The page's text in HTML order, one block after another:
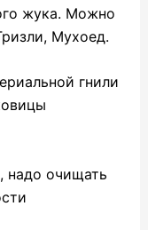
жука. Можно
Мухоед.
гнили
надо очищать